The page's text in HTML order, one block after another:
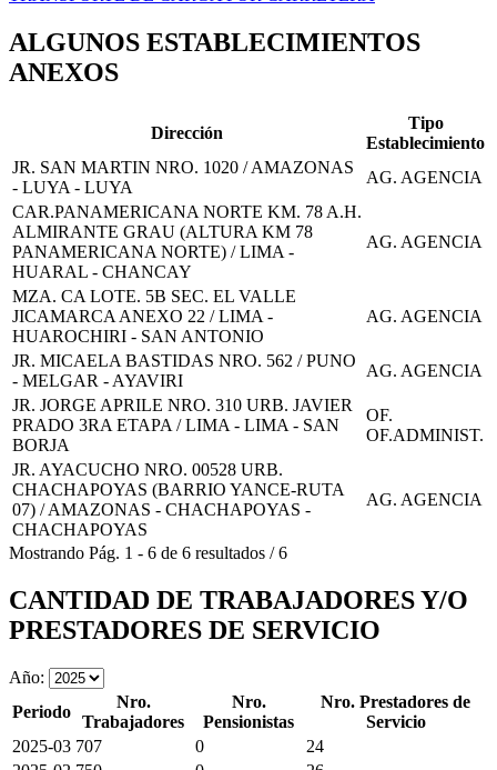
ALGUNOS ESTABLECIMIENTOS
ANEXOS
Dirección
Tipo
Establecimiento
JR. SAN MARTIN NRO. 1020 / AMAZONAS
- LUYA - LUYA
AG. AGENCIA
CAR.PANAMERICANA NORTE KM. 78 A.H.
ALMIRANTE GRAU (ALTURA KM 78
PANAMERICANA NORTE) / LIMA -
HUARAL - CHANCAY
AG. AGENCIA
MZA. CA LOTE. 5B SEC. EL VALLE
JICAMARCA ANEXO 22 / LIMA -
HUAROCHIRI - SAN ANTONIO
AG. AGENCIA
JR. MICAELA BASTIDAS NRO. 562 / PUNO
- MELGAR - AYAVIRI
AG. AGENCIA
JR. JORGE APRILE NRO. 310 URB. JAVIER
PRADO 3RA ETAPA / LIMA - LIMA - SAN
BORJA
OF.
OF.ADMINIST.
JR. AYACUCHO NRO. 00528 URB.
CHACHAPOYAS (BARRIO YANCE-RUTA
07) / AMAZONAS - CHACHAPOYAS -
CHACHAPOYAS
AG. AGENCIA
Mostrando Pág. 1 - 6 de 6 resultados /6
CANTIDAD DE TRABAJADORES Y/O
PRESTADORES DE SERVICIO
Año:
Periodo
Nro.
Trabajadores
Nro.
Pensionistas
Nro. Prestadores de
Servicio
2025-03 707 0
24